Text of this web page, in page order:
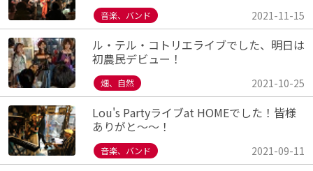
音楽、バンド 2021-11-15
ル・テル・コトリエライブでした、明日は
初農民デビュー！
畑、自然 2021-10-25
Lou's Partyライブat HOMEでした！皆様
ありがと～～！
音楽、バンド 2021-09-11